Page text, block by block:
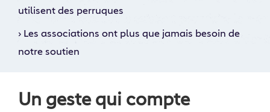
utilisent des perruques
› Les associations ont plus que jamais besoin de
notre soutien
Un geste qui compte